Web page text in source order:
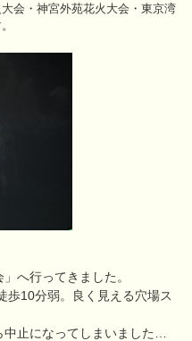
会・神宮外苑花火大会・東京湾
へ行ってきました。
歩10分弱。良く見える穴場ス
止になってしまいました…